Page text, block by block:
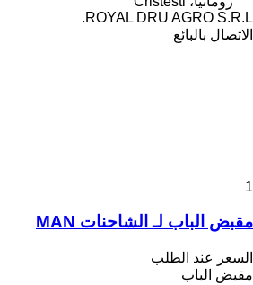
ROYAL DRU AGRO S.R.L.
الاتصال بالبائع
1
مقبض الباب لـ الشاحنات MAN
السعر عند الطلب
مقبض الباب